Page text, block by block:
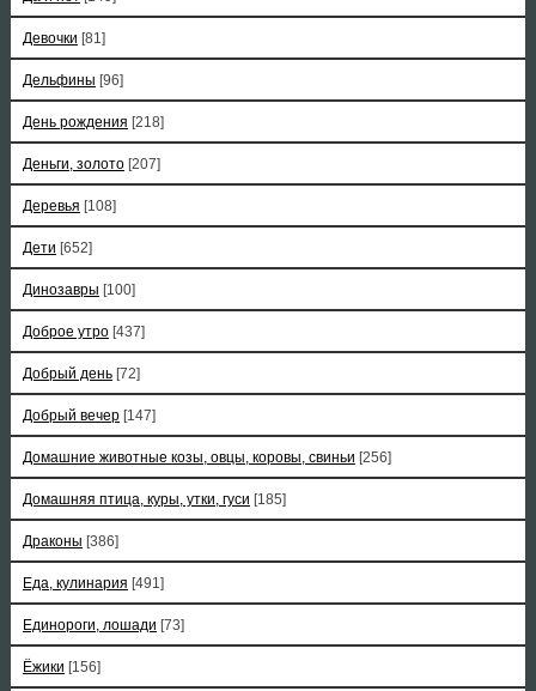
Девочки [81]
Дельфины [96]
День рождения [218]
Деньги, золото [207]
Деревья [108]
Дети [652]
Динозавры [100]
Доброе утро [437]
Добрый день [72]
Добрый вечер [147]
Домашние животные козы, овцы, коровы, свиньи [256]
Домашняя птица, куры, утки, гуси [185]
Драконы [386]
Еда, кулинария [491]
Единороги, лошади [73]
Ёжики [156]